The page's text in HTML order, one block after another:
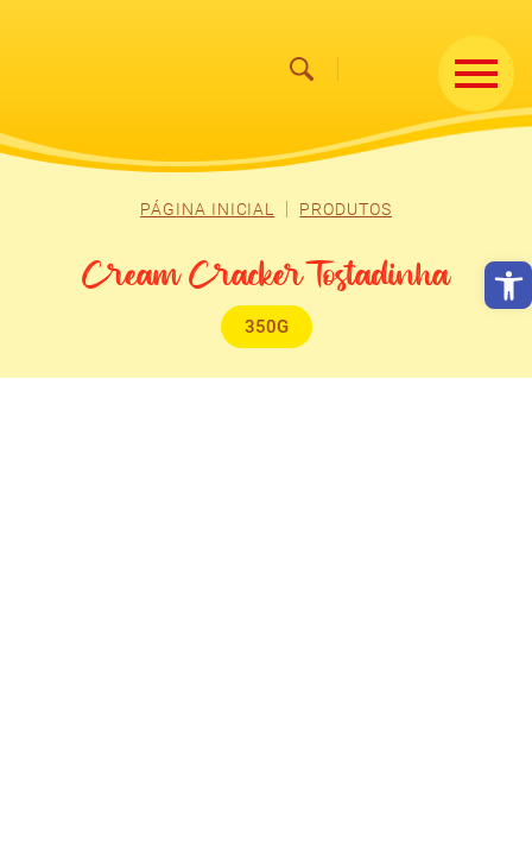
PÁGINA INICIAL PRODUTOS
Cream Cracker Tostadinha
350G